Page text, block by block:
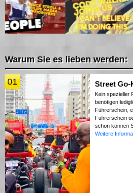
Warum Sie es lieben werden:
01 Street Go-
Kein spezieller
benötigen
Führerschein,
Führerschein
schon können
Weitere